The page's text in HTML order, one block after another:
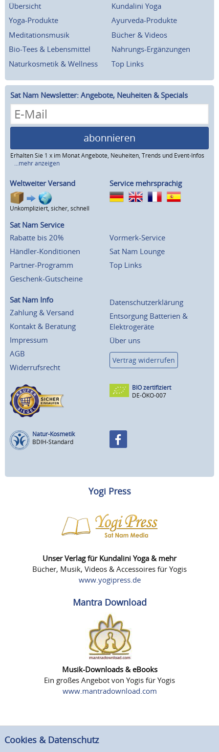
Übersicht
Kundalini Yoga
Yoga-Produkte
Ayurveda-Produkte
Meditationsmusik
Bücher & Videos
Bio-Tees & Lebensmittel
Nahrungs-Ergänzungen
Naturkosmetik & Wellness
Top Links
Sat Nam Newsletter: Angebote, Neuheiten & Specials
abonnieren
Erhalten Sie 1 x im Monat Angebote, Neuheiten, Trends und Event-Infos
...mehr anzeigen
Weltweiter Versand
Unkompliziert, sicher, schnell
Service mehrsprachig
Sat Nam Service
Rabatte bis 20%
Händler-Konditionen
Partner-Programm
Geschenk-Gutscheine
Vormerk-Service
Sat Nam Lounge
Top Links
Sat Nam Info
Zahlung & Versand
Kontakt & Beratung
Impressum
AGB
Widerrufsrecht
Datenschutzerklärung
Entsorgung Batterien &
Elektrogeräte
Über uns
Vertrag widerrufen
BIO zertifiziert
DE-ÖKO-007
Natur-Kosmetik
BDIH-Standard
Yogi Press
Unser Verlag für Kundalini Yoga & mehr
Bücher, Musik, Videos & Accessoires für Yogis
www.yogipress.de
Mantra Download
Musik-Downloads & eBooks
Ein großes Angebot von Yogis für Yogis
www.mantradownload.com
Cookies & Datenschutz